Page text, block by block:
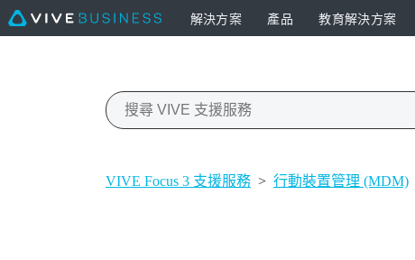
解決方案 產品 教育解決方案
VIVE Focus 3 支援服務 > 行動裝置管理 (MDM)